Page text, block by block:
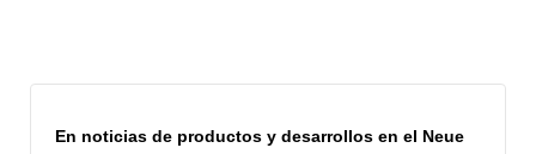
En noticias de productos y desarrollos en el Neue